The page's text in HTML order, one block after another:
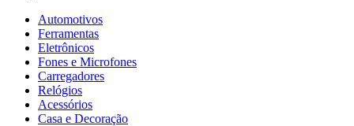
Automotivos
Ferramentas
Eletrônicos
Fones e Microfones
Carregadores
Relógios
Acessórios
Casa e Decoração